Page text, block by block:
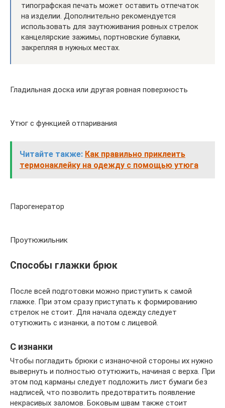
типографская печать может оставить отпечаток
на изделии. Дополнительно рекомендуется
использовать для заутюживания ровных стрелок
канцелярские зажимы, портновские булавки,
закрепляя в нужных местах.
Гладильная доска или другая ровная поверхность
Утюг с функцией отпаривания
Читайте также: Как правильно приклеить
термонаклейку на одежду с помощью утюга
Парогенератор
Проутюжильник
Способы глажки брюк
После всей подготовки можно приступить к самой
глажке. При этом сразу приступать к формированию
стрелок не стоит. Для начала одежду следует
отутюжить с изнанки, а потом с лицевой.
С изнанки
Чтобы погладить брюки с изнаночной стороны их нужно
вывернуть и полностью отутюжить, начиная с верха. При
этом под карманы следует подложить лист бумаги без
надписей, что позволить предотвратить появление
некрасивых заломов. Боковым швам также стоит